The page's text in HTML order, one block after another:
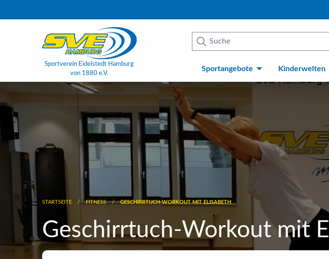
Sportverein Eidelstedt Hamburg
von 1880 e.V.
Sportangebote Kinderwelten
STARTSEITE FITNESS GESCHIRRTUCH-WORKOUT MIT ELISABETH
Geschirrtuch-Workout mit